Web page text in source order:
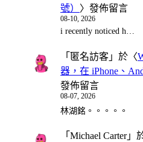
號） 〉發佈留言
08-10, 2026
i recently noticed h…
「 匿名訪客 」於〈
器，在 iPhone、
發佈留言
08-07, 2026
林湖銘。。。。。
「 Michael Carter」